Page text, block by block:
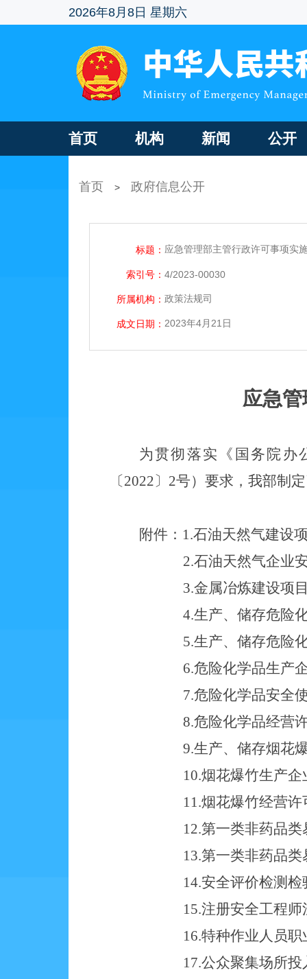
2026年8月8日 星期六
首页 机构 新闻 公开
首页 > 政府信息公开
标题： 应急管理部主管行政许可事项实
索引号： 4/2023-00030
所属机构： 政策法规司
成文日期： 2023年4月21日
应急
为贯彻落实《国务院办
〔2022〕2号）要求，我部制
附件： 1.石油天然气建设
2.石油天然气企业
3.金属冶炼建设项
4.生产、储存危险
5.生产、储存危险
6.危险化学品生产
7.危险化学品安全
8.危险化学品经营
9.生产、储存烟花
10.烟花爆竹生产
11.烟花爆竹经营许
12.第一类非药品
13.第一类非药品
14.安全评价检测
15.注册安全工程师
16.特种作业人员职
17.公众聚集场所